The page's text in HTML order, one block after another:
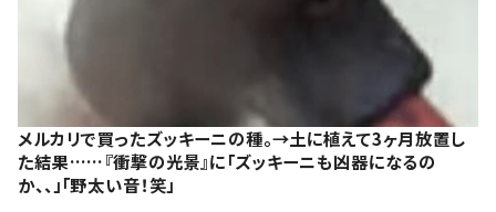
メルカリで買ったズッキーニの種。→土に植えて3ヶ月放置し
た結果……『衝撃の光景』に「ズッキーニも凶器になるの
か、、」「野太い音！笑」